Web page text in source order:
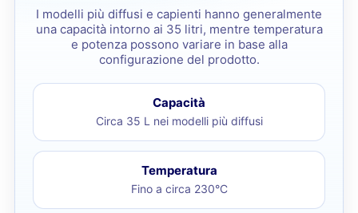
I modelli più diffusi e capienti hanno generalmente
una capacità intorno ai 35 litri, mentre temperatura
e potenza possono variare in base alla
configurazione del prodotto.
Capacità
Circa 35 L nei modelli più diffusi
Temperatura
Fino a circa 230°C